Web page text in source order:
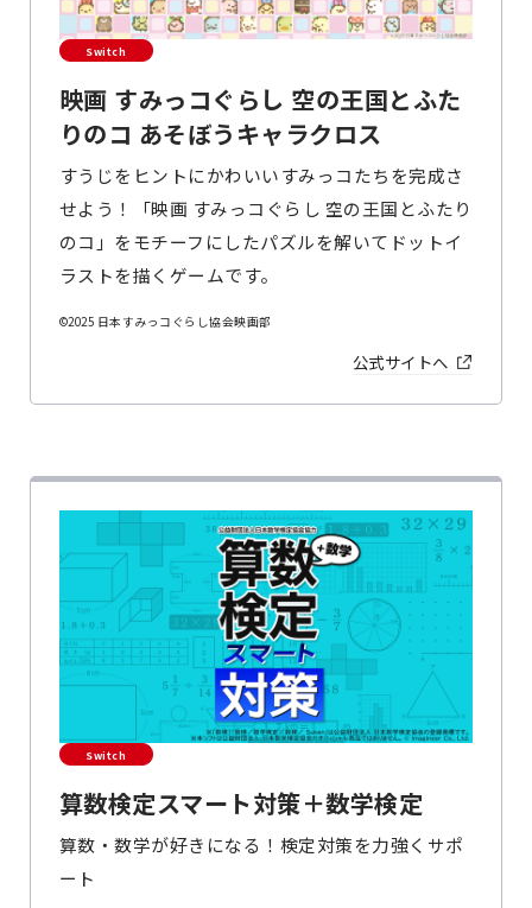
Switch
映画 すみっコぐらし 空の王国とふた
りのコ あそぼうキャラクロス
すうじをヒントにかわいいすみっコたちを完成さ
せよう！「映画 すみっコぐらし 空の王国とふたり
のコ」をモチーフにしたパズルを解いてドットイ
ラストを描くゲームです。
©2025 日本すみっコぐらし協会映画部
公式サイトへ
Switch
算数検定スマート対策＋数学検定
算数・数学が好きになる！検定対策を力強くサポ
ート